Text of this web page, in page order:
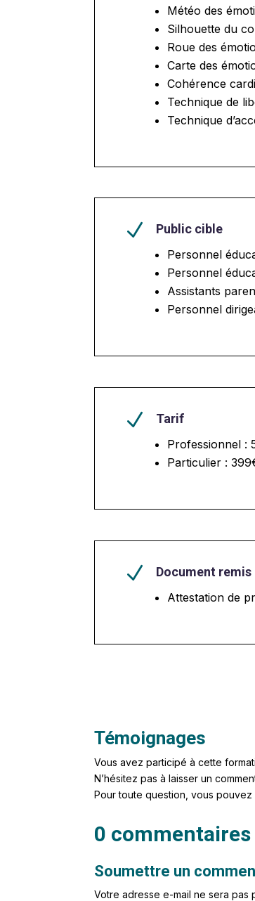
Météo des
Silhouette du
Roue des
Carte des
Cohérence
Technique de
Technique
N Public cible
Personnel
Personnel
Assistants
Personnel
N Tarif
Professionnel :
Particulier :
N Document remis
Attestation de
Témoignages
Vous avez participé à cette
N’hésitez pas à laisser un
Pour toute question, vous
0 commentaires
Soumettre un
Votre adresse e-mail ne sera pas